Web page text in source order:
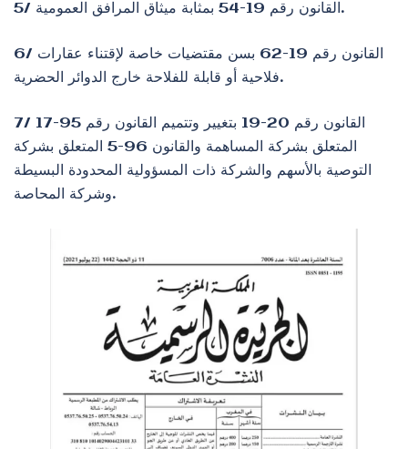
5/ القانون رقم 19-54 بمثابة ميثاق المرافق العمومية.
6/ القانون رقم 19-62 بسن مقتضيات خاصة لإقتناء عقارات
فلاحية أو قابلة للفلاحة خارج الدوائر الحضرية.
7/ القانون رقم 20-19 بتغيير وتتميم القانون رقم 95-17
المتعلق بشركة المساهمة والقانون 96-5 المتعلق بشركة
التوصية بالأسهم والشركة ذات المسؤولية المحدودة البسيطة
وشركة المحاصة.